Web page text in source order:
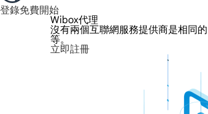
登錄免費開始
Wibox代理
沒有兩個互聯網服務提供商是相同
等。
立即註冊